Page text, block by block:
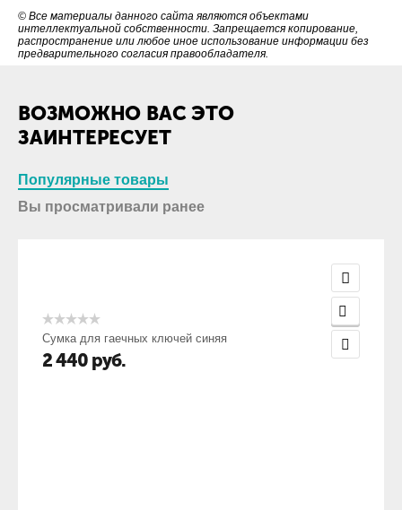
© Все материалы данного сайта являются объектами
интеллектуальной собственности. Запрещается копирование,
распространение или любое иное использование информации без
предварительного согласия правообладателя.
ВОЗМОЖНО ВАС ЭТО
ЗАИНТЕРЕСУЕТ
Популярные товары
Вы просматривали ранее
Сумка для гаечных ключей синяя
2 440 руб.